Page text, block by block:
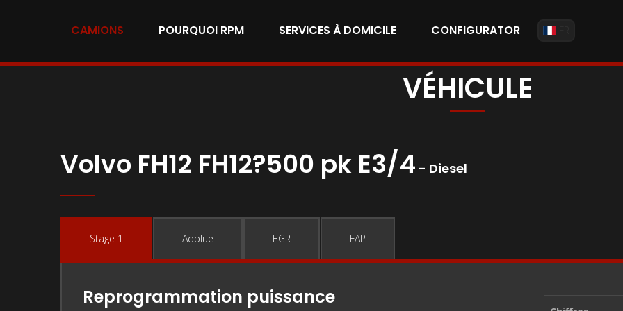
CAMIONS POURQUOI RPM SERVICES À DOMICILE CONFIGURATOR FR
VÉHICULE
Volvo FH12 FH12?500 pk E3/4 - Diesel
Stage 1 Adblue EGR FAP
Reprogrammation puissance